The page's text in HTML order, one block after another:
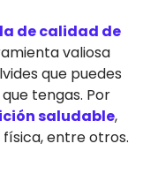
de calidad de
valiosa
que puedes
tengas. Por
saludable,
entre otros.